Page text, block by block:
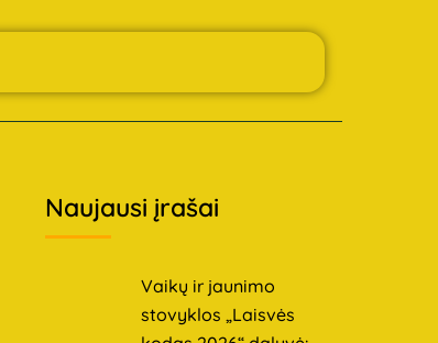
Naujausi įrašai
Vaikų ir jaunimo
stovyklos „Laisvės